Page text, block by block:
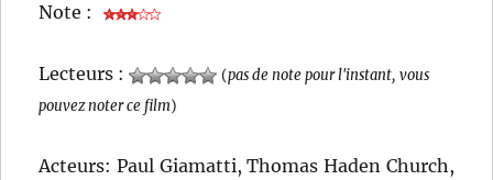
Note :
Lecteurs : (pas de note pour l'instant, vous
pouvez noter ce film)
Acteurs: Paul Giamatti, Thomas Haden Church,